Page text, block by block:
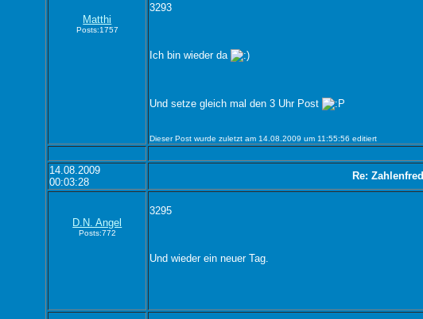
Matthi
Posts:1757
3293
Ich bin wieder da
Und setze gleich mal den 3 Uhr Post
Dieser Post wurde zuletzt am 14.08.2009 um 11:55:56 editiert
14.08.2009
00:03:28
Re: Zahlenfred
D.N. Angel
Posts:772
3295
Und wieder ein neuer Tag.